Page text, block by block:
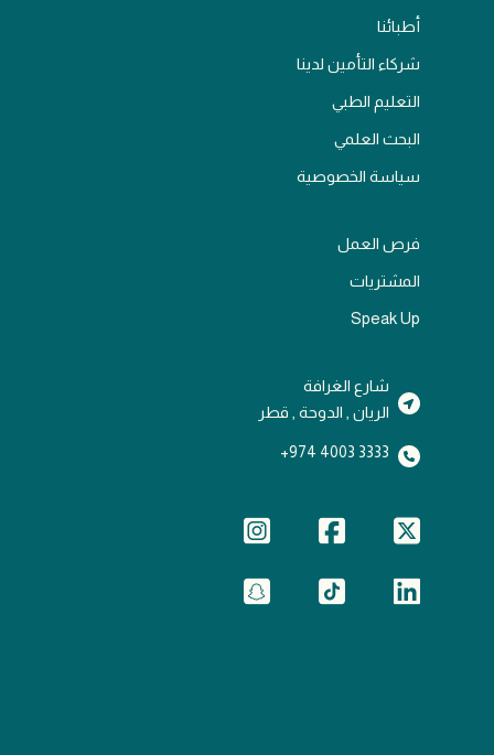
أطبائنا
شركاء التأمين لدينا
التعليم الطبي
البحث العلمي
سياسة الخصوصية
فرص العمل
المشتريات
Speak Up
شارع الغرافة
الريان , الدوحة , قطر
3333 4003 974+